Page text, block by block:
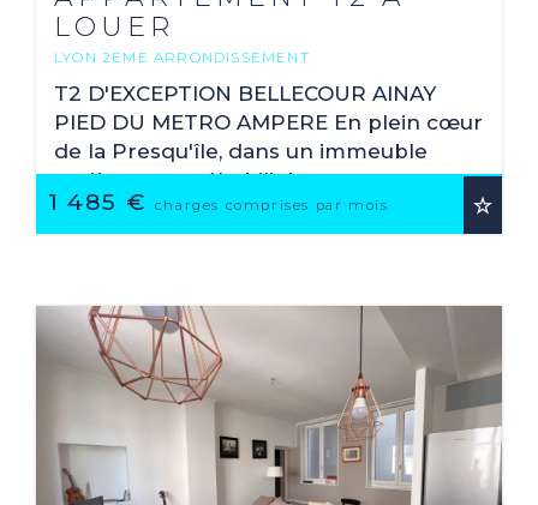
LOUER
LYON 2EME ARRONDISSEMENT
49.88 M2
1 485 € charges comprises par mois
T2 D'EXCEPTION BELLECOUR AINAY
PIED DU METRO AMPERE En plein cœur
de la Presqu'île, dans un immeuble
entièrement réhabilité, vous serez
charmé par la rénovation d'exception
de cet appartement. ...